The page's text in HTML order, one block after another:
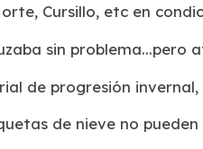
Cursillo, etc en
sin problema...pero
de progresión
de nieve no